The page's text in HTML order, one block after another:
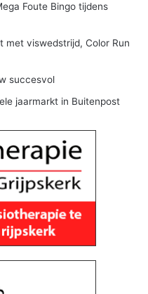
Foute Bingo tijdens
met viswedstrijd, Color Run
succesvol
jaarmarkt in Buitenpost